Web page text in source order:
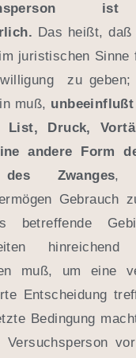
ist
Das heißt, daß
juristischen Sinne
zu
muß,
List, Druck,
andere Form
Zwanges,
Gebrauch
betreffende
muß, um eine
Entscheidung
Bedingung
Versuchsperson